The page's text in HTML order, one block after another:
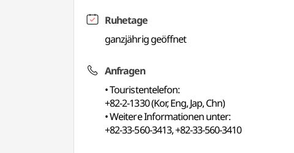
Ruhetage
ganzjährig geöffnet
Anfragen
• Touristentelefon:
+82-2-1330 (Kor, Eng, Jap, Chn)
• Weitere Informationen unter:
+82-33-560-3413, +82-33-560-3410